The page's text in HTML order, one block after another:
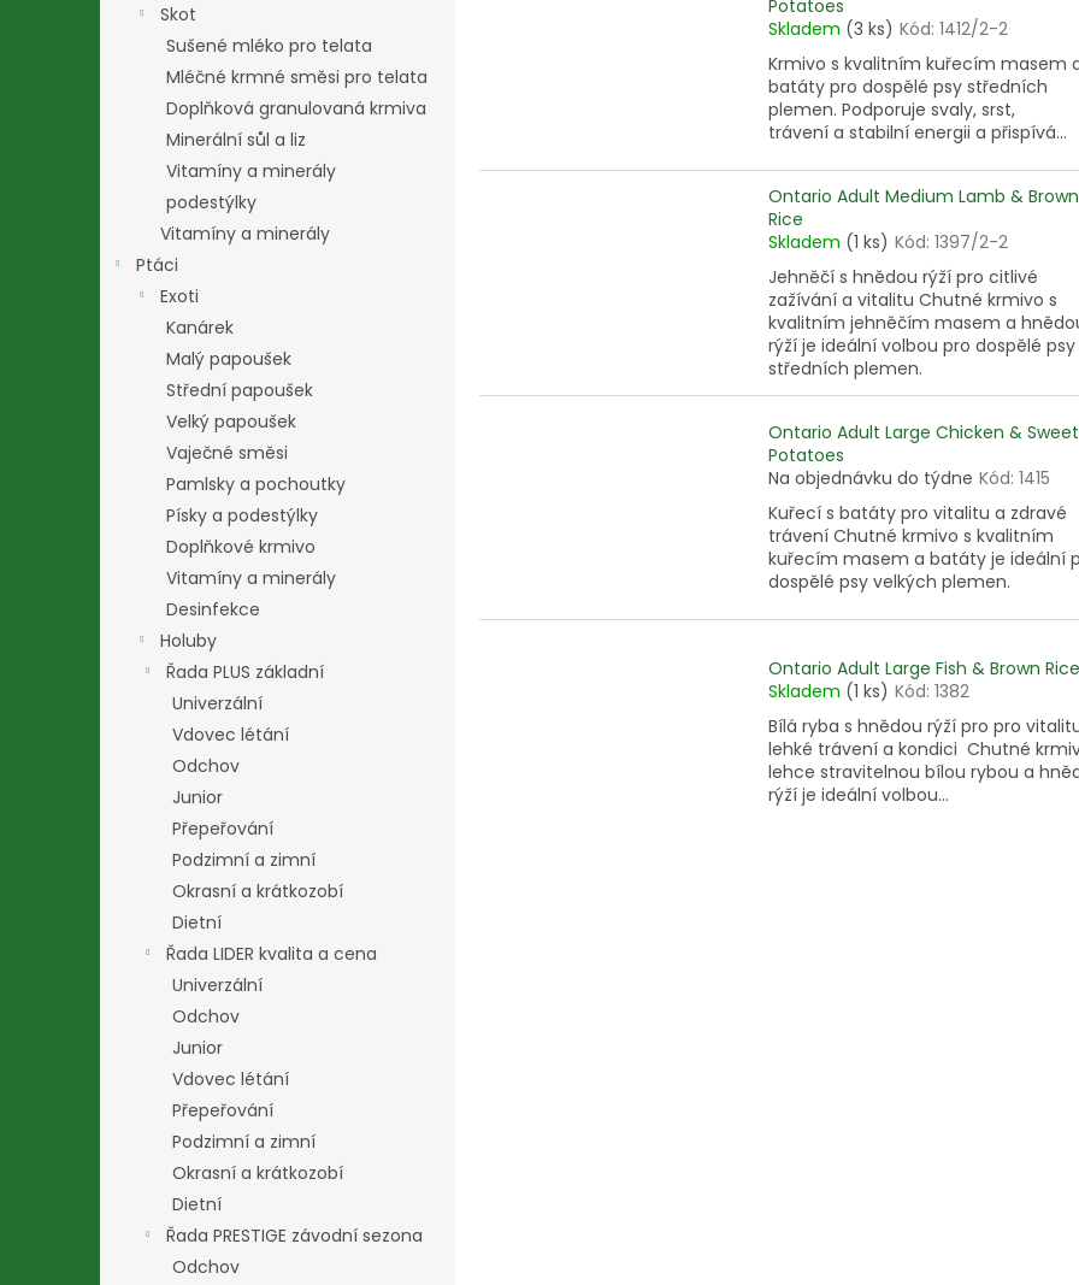
Skot
Sušené mléko pro telata
Mléčné krmné směsi pro telata
Doplňková granulovaná krmiva
Minerální sůl a liz
Vitamíny a minerály
podestýlky
Vitamíny a minerály
Ptáci
Exoti
Kanárek
Malý papoušek
Střední papoušek
Velký papoušek
Vaječné směsi
Pamlsky a pochoutky
Písky a podestýlky
Doplňkové krmivo
Vitamíny a minerály
Desinfekce
Holuby
Řada PLUS základní
Univerzální
Vdovec létání
Odchov
Junior
Přepeřování
Podzimní a zimní
Okrasní a krátkozobí
Dietní
Řada LIDER kvalita a cena
Univerzální
Odchov
Junior
Vdovec létání
Přepeřování
Podzimní a zimní
Okrasní a krátkozobí
Dietní
Řada PRESTIGE závodní sezona
Odchov
Potatoes
Skladem (3 ks) Kód: 1412/2-2
Krmivo s kvalitním kuřecím masem
batáty pro dospělé psy středních
plemen. Podporuje svaly, srst,
trávení a stabilní energii a přispívá...
Ontario Adult Medium Lamb & Brown
Rice
Skladem (1 ks) Kód: 1397/2-2
Jehněčí s hnědou rýží pro citlivé
zažívání a vitalitu Chutné krmivo s
kvalitním jehněčím masem a
rýží je ideální volbou pro dospělé psy
středních plemen.
Ontario Adult Large Chicken & Sweet
Potatoes
Na objednávku do týdne Kód: 1415
Kuřecí s batáty pro vitalitu a zdravé
trávení Chutné krmivo s kvalitním
kuřecím masem a batáty je ideální
dospělé psy velkých plemen.
Ontario Adult Large Fish & Brown Rice
Skladem (1 ks) Kód: 1382
Bílá ryba s hnědou rýží pro pro
lehké trávení a kondici Chutné
lehce stravitelnou bílou rybou a
rýží je ideální volbou...